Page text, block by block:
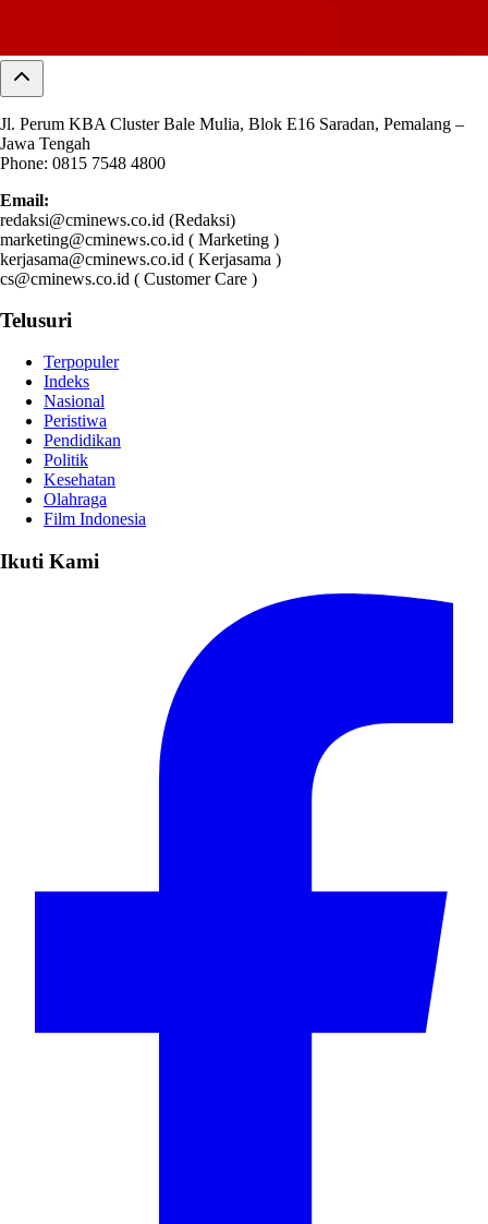
Jl. Perum KBA Cluster Bale Mulia, Blok E16 Saradan, Pemalang –
Jawa Tengah
Phone: 0815 7548 4800
Email:
redaksi@cminews.co.id (Redaksi)
marketing@cminews.co.id ( Marketing )
kerjasama@cminews.co.id ( Kerjasama )
cs@cminews.co.id ( Customer Care )
Telusuri
Terpopuler
Indeks
Nasional
Peristiwa
Pendidikan
Politik
Kesehatan
Olahraga
Film Indonesia
Ikuti Kami